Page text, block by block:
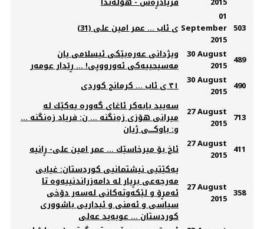
(31) ی ئاب ... عمر امین علی
01
September
2015
503
ویژدانی عەرەبێكی ئیسلامی یان
مەسیحییەكی ئەورووپی! ... ڕێدار عومەر
30 August
2015 489
٣١ ی ئاب ... کرمانج کوردی 30 August
2015 490
سه‌یید بابه‌كر ئاغای گه‌وره‌ یه‌كێك له‌
میرانی هۆزی زه‌نگنه‌ ... ن: فریاد زه‌نگنه‌ ...
و: باوكــــی ژیان
27 August
2015 713
27 August
2015 411
یەکێتیی نیشتمانیی کوردستان: غیابی
مەرجەعی بڕیار لە دامەزراندنییەوە تا
ئەمڕۆ و لێکەوتەکانی لەسەر دۆخی
سیاسی و ئەمنی و ئیداریی باشووری
کوردستان ... عوبەید عەلی
27 August
2015 358